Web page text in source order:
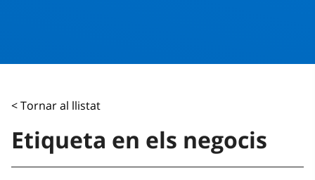
< Tornar al llistat
Etiqueta en els negocis